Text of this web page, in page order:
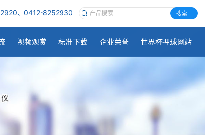
、0412-8252930 搜索
视频观赏 标准下载 企业荣誉 世界杯押球网站